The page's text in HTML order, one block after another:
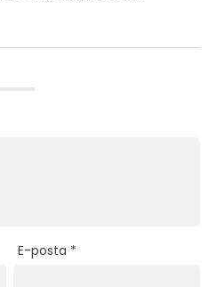
E-posta *